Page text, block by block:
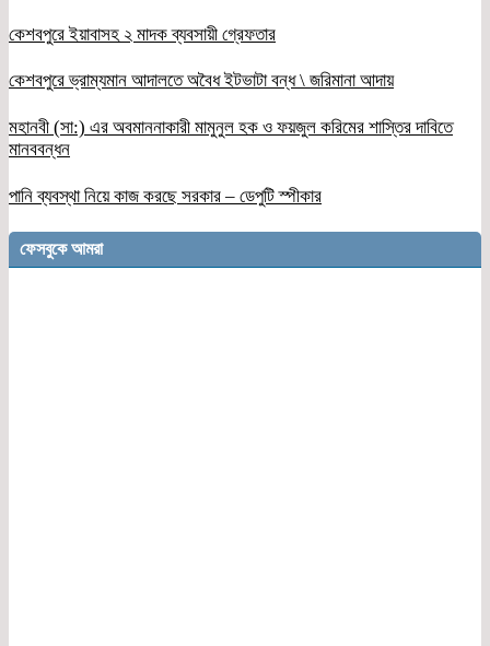
কেশবপুরে ইয়াবাসহ ২ মাদক ব্যবসায়ী গ্রেফতার
কেশবপুরে ভ্রাম্যমান আদালতে অবৈধ ইটভাটা বন্ধ \ জরিমানা আদায়
মহানবী (সা:) এর অবমাননাকারী মামুনুল হক ও ফয়জুল করিমের শাস্তির দাবিতে
মানববন্ধন
পানি ব্যবস্থা নিয়ে কাজ করছে সরকার – ডেপুটি স্পীকার
ফেসবুকে আমরা